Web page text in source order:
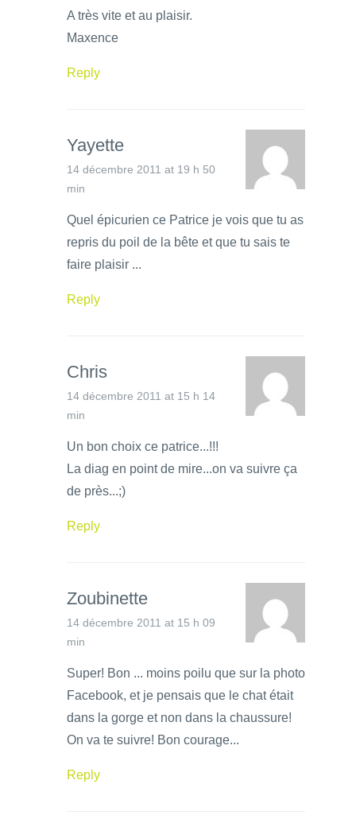
A très vite et au plaisir.
Maxence
Reply
Yayette
14 décembre 2011 at 19 h 50
min
Quel épicurien ce Patrice je vois que tu as
repris du poil de la bête et que tu sais te
faire plaisir ...
Reply
Chris
14 décembre 2011 at 15 h 14
min
Un bon choix ce patrice...!!!
La diag en point de mire...on va suivre ça
de près...;)
Reply
Zoubinette
14 décembre 2011 at 15 h 09
min
Super! Bon ... moins poilu que sur la photo
Facebook, et je pensais que le chat était
dans la gorge et non dans la chaussure!
On va te suivre! Bon courage...
Reply